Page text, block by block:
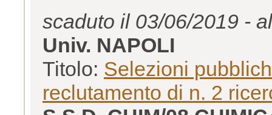
scaduto il 03/06/2019 -
Univ. NAPOLI
Titolo: Selezioni
reclutamento di n. 2